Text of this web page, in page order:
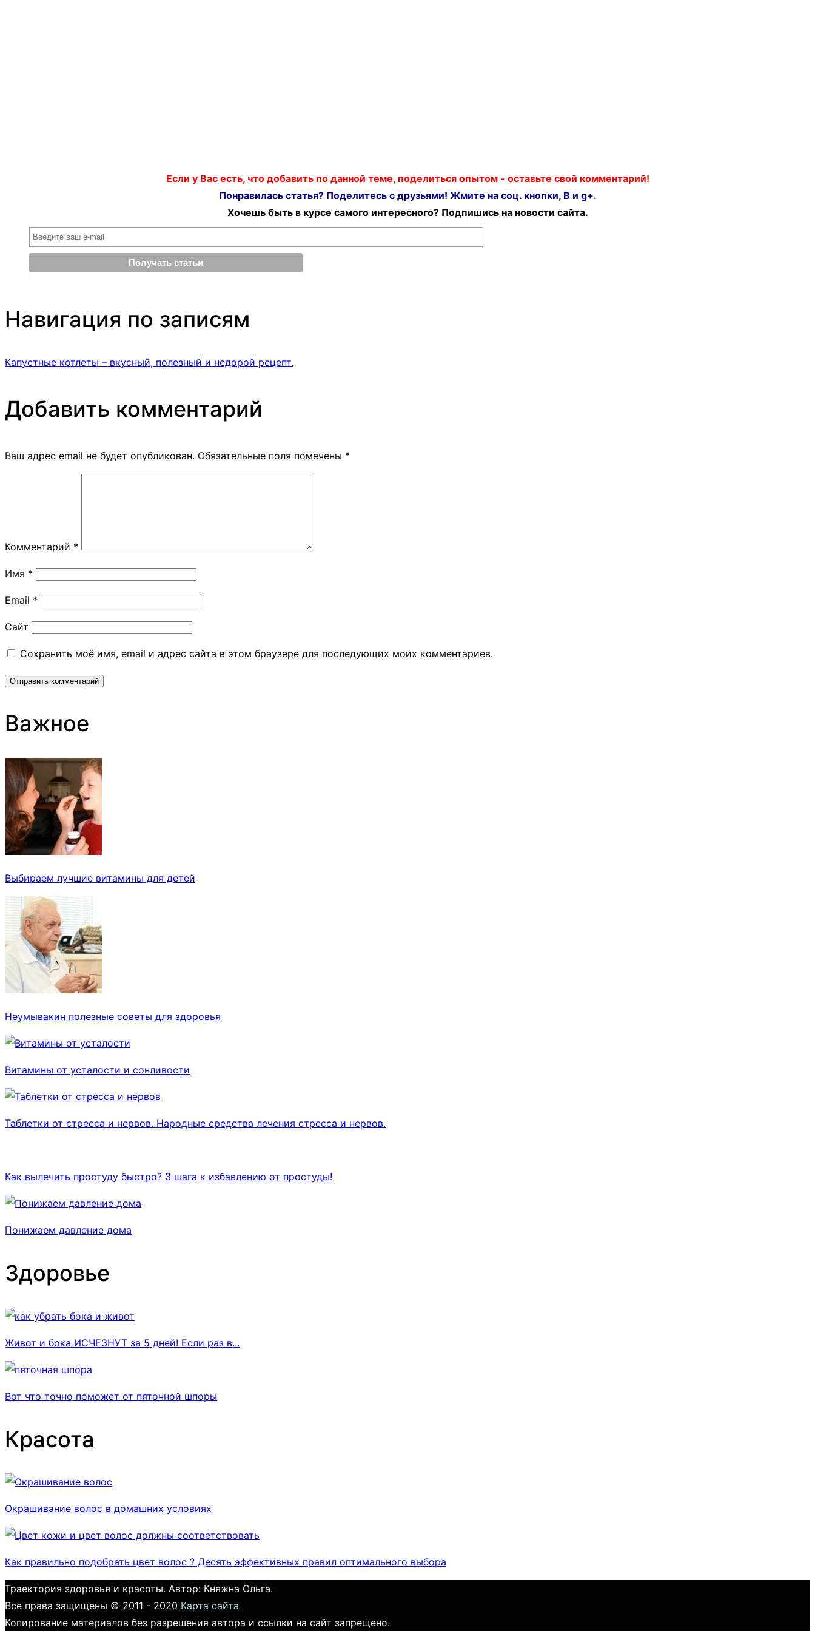
Если у Вас есть, что добавить по данной теме, поделиться опытом - оставьте свой комментарий!
Понравилась статья? Поделитесь с друзьями! Жмите на соц. кнопки, В и g+.
Хочешь быть в курсе самого интересного? Подпишись на новости сайта.
Навигация по записям
Капустные котлеты – вкусный, полезный и недорой рецепт.
Добавить комментарий
Ваш адрес email не будет опубликован. Обязательные поля помечены *
Комментарий *
Имя *
Email *
Сайт
Сохранить моё имя, email и адрес сайта в этом браузере для последующих моих комментариев.
Важное
Выбираем лучшие витамины для детей
Неумывакин полезные советы для здоровья
Витамины от усталости и сонливости
Таблетки от стресса и нервов. Народные средства лечения стресса и нервов.
Как вылечить простуду быстро? 3 шага к избавлению от простуды!
Понижаем давление дома
Здоровье
Живот и бока ИСЧЕЗНУТ за 5 дней! Если раз в...
Вот что точно поможет от пяточной шпоры
Красота
Окрашивание волос в домашних условиях
Как правильно подобрать цвет волос ? Десять эффективных правил оптимального выбора
Траектория здоровья и красоты. Автор: Княжна Ольга.
Все права защищены © 2011 - 2020 Карта сайта
Копирование материалов без разрешения автора и ссылки на сайт запрещено.